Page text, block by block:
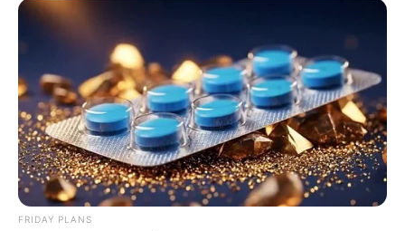
Dropping
BRAINBERRIES
FRIDAY PLANS